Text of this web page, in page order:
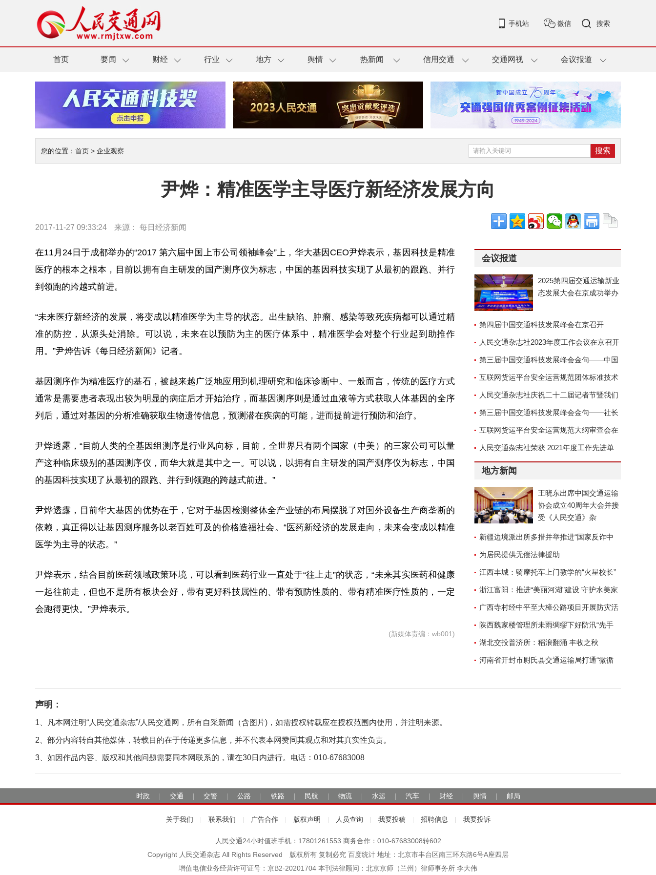
手机站 微信 搜索
首页 要闻 财经 行业 地方 舆情 热新闻 信用交通 交通网视 会议报道
您的位置： 首页 > 企业观察
尹烨：精准医学主导医疗新经济发展方向
2017-11-27 09:33:24 来源： 每日经济新闻
在11月24日于成都举办的“2017 第六届中国上市公司领袖峰会”上，华大基因CEO尹烨表示，基因科技是精准
医疗的根本之根本，目前以拥有自主研发的国产测序仪为标志，中国的基因科技实现了从最初的跟跑、并行
到领跑的跨越式前进。
“未来医疗新经济的发展，将变成以精准医学为主导的状态。出生缺陷、肿瘤、感染等致死疾病都可以通过精
准的防控，从源头处消除。可以说，未来在以预防为主的医疗体系中，精准医学会对整个行业起到助推作
用。”尹烨告诉《每日经济新闻》记者。
基因测序作为精准医疗的基石，被越来越广泛地应用到机理研究和临床诊断中。一般而言，传统的医疗方式
通常是需要患者表现出较为明显的病症后才开始治疗，而基因测序则是通过血液等方式获取人体基因的全序
列后，通过对基因的分析准确获取生物遗传信息，预测潜在疾病的可能，进而提前进行预防和治疗。
尹烨透露，“目前人类的全基因组测序是行业风向标，目前，全世界只有两个国家（中美）的三家公司可以量
产这种临床级别的基因测序仪，而华大就是其中之一。可以说，以拥有自主研发的国产测序仪为标志，中国
的基因科技实现了从最初的跟跑、并行到领跑的跨越式前进。”
尹烨透露，目前华大基因的优势在于，它对于基因检测整体全产业链的布局摆脱了对国外设备生产商垄断的
依赖，真正得以让基因测序服务以老百姓可及的价格造福社会。“医药新经济的发展走向，未来会变成以精准
医学为主导的状态。”
尹烨表示，结合目前医药领域政策环境，可以看到医药行业一直处于“往上走”的状态，“未来其实医药和健康
一起往前走，但也不是所有板块会好，带有更好科技属性的、带有预防性质的、带有精准医疗性质的，一定
会跑得更快。”尹烨表示。
(新媒体责编：wb001)
会议报道
2025第四届交通运输新业
态发展大会在京成功举办
第四届中国交通科技发展峰会在京召开
人民交通杂志社2023年度工作会议在京召开
第三届中国交通科技发展峰会金句——中国
交通运输协会副会长兼秘
互联网货运平台安全运营规范团体标准技术
审查会顺利召开
人民交通杂志社庆祝二十二届记者节暨我们
的故事演讲座谈会
第三届中国交通科技发展峰会金句——社长
郑德岭
互联网货运平台安全运营规范大纲审查会在
京召开
人民交通杂志社荣获 2021年度工作先进单
位称号
地方新闻
王晓东出席中国交通运输
协会成立40周年大会并接
受《人民交通》杂
新疆边境派出所多措并举推进“国家反诈中
心”APP安装工作
为居民提供无偿法律援助
江西丰城：骑摩托车上门教学的“火星校长”
浙江富阳：推进“美丽河湖”建设 守护水美家
园广西寺村经中平至大樟公路项目开展防灾活
动陕西魏家楼管理所未雨绸缪下好防汛“先手
棋”湖北交投普济所：稻浪翻涌 丰收之秋
河南省开封市尉氏县交通运输局打通“微循
声明：
1、凡本网注明“人民交通杂志”/人民交通网，所有自采新闻（含图片)，如需授权转载应在授权范围内使用，并注明来源。
2、部分内容转自其他媒体，转载目的在于传递更多信息，并不代表本网赞同其观点和对其真实性负责。
3、如因作品内容、版权和其他问题需要同本网联系的，请在30日内进行。电话：010-67683008
时政 交通 交警 公路 铁路 民航 物流 水运 汽车 财经 舆情 邮局
关于我们 联系我们 广告合作 版权声明 人员查询 我要投稿 招聘信息 我要投诉
人民交通24小时值班手机：17801261553 商务合作：010-67683008转602
Copyright 人民交通杂志 All Rights Reserved 版权所有 复制必究 百度统计 地址：北京市丰台区南三环东路6号A座四层
增值电信业务经营许可证号：京B2-20201704 本刊法律顾问：北京京师（兰州）律师事务所 李大伟